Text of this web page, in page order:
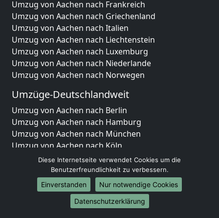
Umzug von Aachen nach Frankreich
Umzug von Aachen nach Griechenland
Umzug von Aachen nach Italien
Umzug von Aachen nach Liechtenstein
Umzug von Aachen nach Luxemburg
Umzug von Aachen nach Niederlande
Umzug von Aachen nach Norwegen
Umzüge-Deutschlandweit
Umzug von Aachen nach Berlin
Umzug von Aachen nach Hamburg
Umzug von Aachen nach München
Umzug von Aachen nach Köln
Umzug von Aachen nach Frankfurt am Main
Umzug von Aachen nach Stuttgart
Umzug von Aachen nach Düsseldorf
Umzug von Aachen nach Leipzig
Umzug von Aachen nach Dortmund
Diese Internetseite verwendet Cookies um die
Benutzerfreundlichkeit zu verbessern.
Einverstanden
Nur notwendige Cookies
Datenschutzerklärung